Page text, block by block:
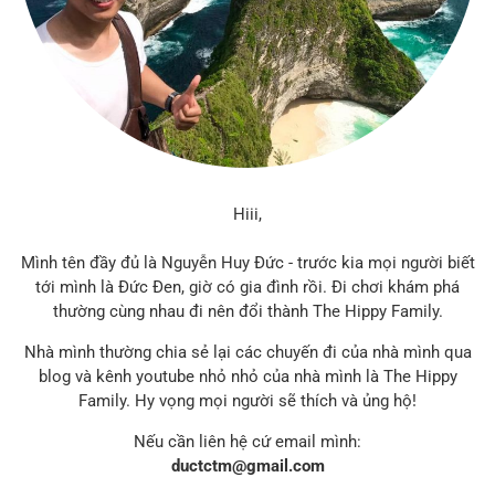
Hiii,
Mình tên đầy đủ là Nguyễn Huy Đức - trước kia mọi người biết
tới mình là Đức Đen, giờ có gia đình rồi. Đi chơi khám phá
thường cùng nhau đi nên đổi thành The Hippy Family.
Nhà mình thường chia sẻ lại các chuyến đi của nhà mình qua
blog và kênh youtube nhỏ nhỏ của nhà mình là The Hippy
Family. Hy vọng mọi người sẽ thích và ủng hộ!
Nếu cần liên hệ cứ email mình:
ductctm@gmail.com